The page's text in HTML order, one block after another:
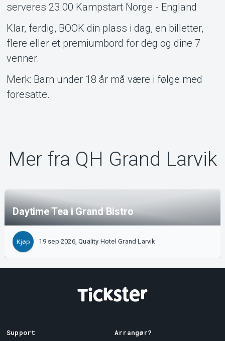
serveres 23.00 Kampstart Norge - England
Klar, ferdig, BOOK din plass i dag, en billetter,
flere eller et premiumbord for deg og dine 7
venner.
Merk: Barn under 18 år må være i følge med
foresatte.
Mer fra QH Grand Larvik
Daytime Tea i Grand Bistro
Kjøp 19 sep 2026, Quality Hotel Grand Larvik
Support
Arrangør?